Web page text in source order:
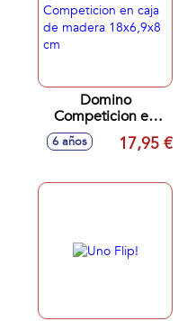
Domino
Competicion en
caja de madera
18x6,9x8 cm
6 años 17,95 €